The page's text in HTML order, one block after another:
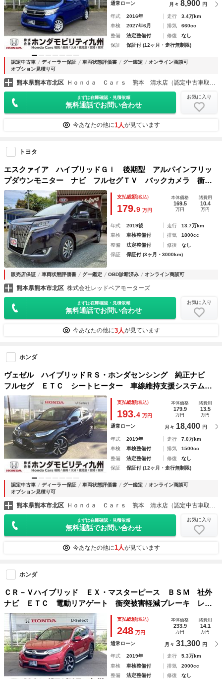
通常ローン 月々 8,900 円
年式 2016年 走行
3.4万km
車検
2027年6月 排気
660cc
整備
法定整備付 修復
なし
保証
保証付 (12ヶ月・走行無制限)
認定中古車 ディーラー保証 車両状態評価書 グー鑑定
オンライン商談可
オプション見積り可
熊本県熊本市北区 Ｈｏｎｄａ Ｃａｒｓ 熊本 清水店（認定中古車取扱店）
まずは在庫確認・見積依頼
無料通話でお問い合わせ
お気に入り
今あなたの他に1人が見ています
トヨタ
エスクァイア ハイブリッドＧｉ 後期型 アルパインフリッ
プダウンモニター ナビ フルセグＴＶ バックカメラ 衝突
被害軽減ブレーキ 両側パワースライドドア ＥＴＣ ３列シ
ート７人乗り 取扱説明書
支払総額(税込)
179.9 万円
本体価格
169.5
万円
諸費用
10.4
万円
年式 2019後 走行
13.7万km
車検
車検整備付 排気
1800cc
整備
法定整備付 修復
なし
保証
保証付 (3ヶ月・3000km)
販売店保証 車両状態評価書 グー鑑定 OBD診断済み オンライン商談可
熊本県熊本市北区 株式会社レッドベアモーターズ
まずは在庫確認・見積依頼
無料通話でお問い合わせ
お気に入り
今あなたの他に3人が見ています
ホンダ
ヴェゼル ハイブリッドＲＳ・ホンダセンシング 純正ナビ
フルセグ ＥＴＣ シートヒーター 車線維持支援システム
ＤＶＤ再生可能 ナビＴＶ 盗難防止装置 キーフリー ＬＥ
Ｄライト サイドＳＲＳ 横滑り防止 フルオートエアコン
両席エアバック ＡＢＳ
支払総額(税込)
193.4 万円
本体価格
179.9
万円
諸費用
13.5
万円
通常ローン 月々 18,400 円
年式 2019年 走行
7.0万km
車検
車検整備付 排気
1500cc
整備
法定整備付 修復
なし
保証
保証付 (12ヶ月・走行無制限)
認定中古車 ディーラー保証 車両状態評価書 グー鑑定
オンライン商談可
オプション見積り可
熊本県熊本市北区 Ｈｏｎｄａ Ｃａｒｓ 熊本 清水店（認定中古車取扱店）
まずは在庫確認・見積依頼
無料通話でお問い合わせ
お気に入り
今あなたの他に1人が見ています
ホンダ
ＣＲ－Ｖハイブリッド ＥＸ・マスターピース ＢＳＭ 社外
ナビ ＥＴＣ 電動リアゲート 衝突被害軽減ブレーキ レー
ンキープ 黒革シート コーナーセンサー フルセグＴＶ Ｌ
ＥＤライト ドラレコ スマートキー バックカメラ 電動シ
ート ＤＶＤ ４ＷＤ
支払総額(税込)
248 万円
本体価格
233.9
万円
諸費用
14.1
万円
通常ローン 月々 31,300 円
年式 2019年 走行
5.3万km
車検
車検整備付 排気
2000cc
整備
法定整備付 修復
なし